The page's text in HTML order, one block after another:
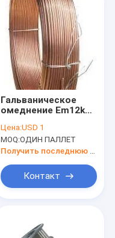
Гальваническое
омеднение Em12k
AWS Em12 Em12k
провода
Цена:USD 1
MOQ:ОДИН ПАЛЛЕТ
Контакт